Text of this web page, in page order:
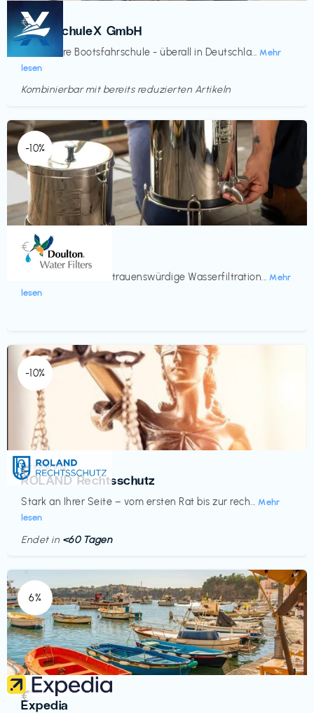
Kurse
BootsschuleX GmbH
Deine faire Bootsfahrschule - überall in Deutschla... Mehr
lesen
€‎
Kombinierbar mit bereits reduzierten Artikeln
-10%
Küche & Haushalt
Doulton
Seit 200 Jahren vertrauenswürdige Wasserfiltration... Mehr
lesen
€‎
-10%
Versicherung
ROLAND Rechtsschutz
Stark an Ihrer Seite – vom ersten Rat bis zur rech... Mehr
lesen
€‎
Endet in <60 Tagen
6%
Reisen
Expedia
€‎